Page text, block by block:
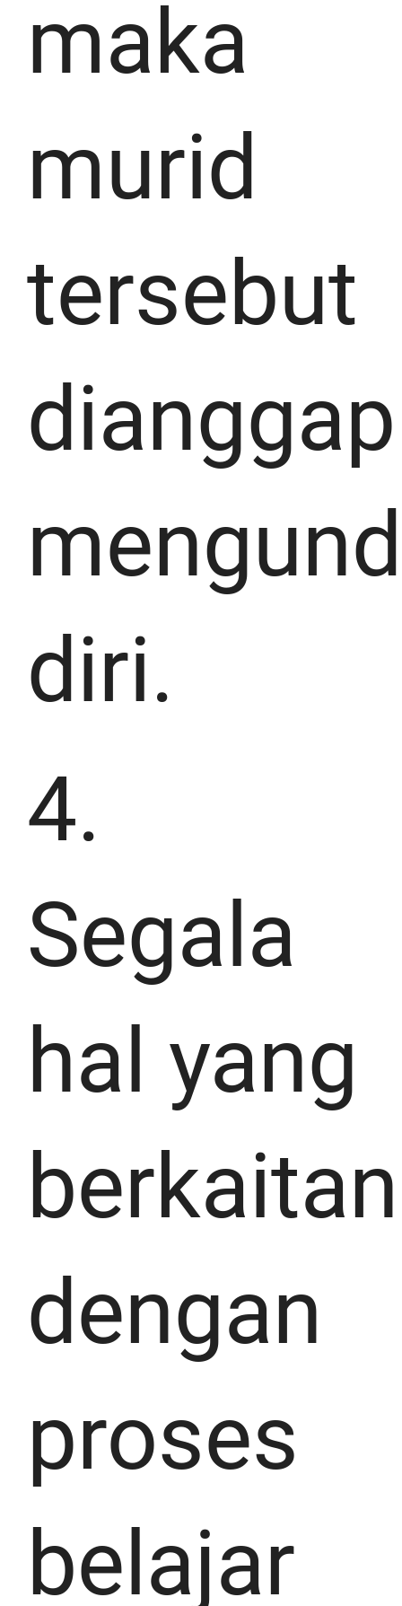
maka
murid
tersebut
dianggap
diri.
4.
Segala
hal yang
berkaitan
dengan
proses
belajar